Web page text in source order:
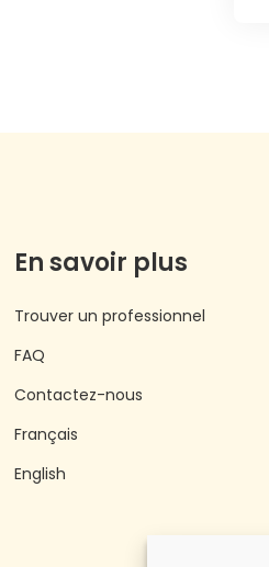
En savoir plus
Trouver un professionnel
FAQ
Contactez-nous
Français
English